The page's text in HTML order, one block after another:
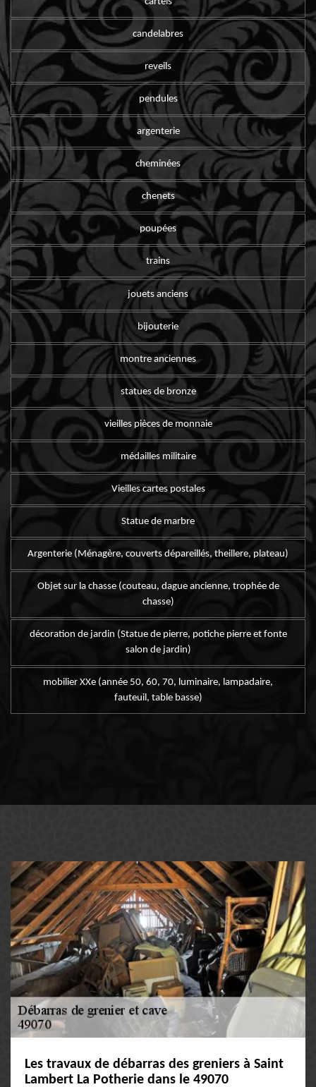
candelabres
reveils
pendules
argenterie
cheminées
chenets
poupées
trains
jouets anciens
bijouterie
montre anciennes
statues de bronze
vieilles pièces de monnaie
médailles militaire
Vieilles cartes postales
Statue de marbre
Argenterie (Ménagère, couverts dépareillés, theillere, plateau)
Objet sur la chasse (couteau, dague ancienne, trophée de
chasse)
décoration de jardin (Statue de pierre, potiche pierre et fonte
salon de jardin)
mobilier XXe (année 50, 60, 70, luminaire, lampadaire,
fauteuil, table basse)
Les travaux de débarras des greniers à Saint
Lambert La Potherie dans le 49070